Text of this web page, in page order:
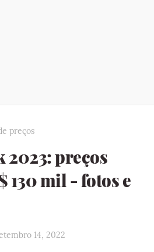
preços
2023: preços
130 mil - fotos e
14, 2022